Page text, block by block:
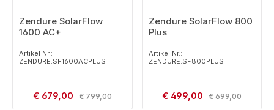
Zendure SolarFlow
1600 AC+
Artikel Nr.:
ZENDURE.SF1600ACPLUS
Verkaufspreis:
€ 679,00 Regulärer Preis:
€ 799,00
Zendure SolarFlow 800
Plus
Artikel Nr.:
ZENDURE.SF800PLUS
Verkaufspreis:
€ 499,00 Regulärer Preis:
€ 699,00